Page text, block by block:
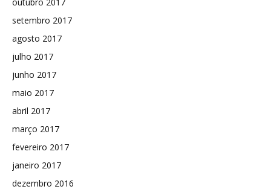
setembro 2017
agosto 2017
julho 2017
junho 2017
maio 2017
abril 2017
março 2017
fevereiro 2017
janeiro 2017
dezembro 2016